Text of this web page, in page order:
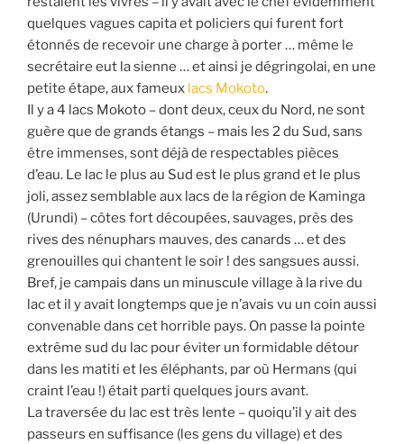
quelques vagues capita et policiers qui furent fort
étonnés de recevoir une charge à porter … même le
secrétaire eut la sienne … et ainsi je dégringolai, en une
petite étape, aux fameux lacs Mokoto.
Il y a 4 lacs Mokoto – dont deux, ceux du Nord, ne sont
guère que de grands étangs – mais les 2 du Sud, sans
être immenses, sont déjà de respectables pièces
d’eau. Le lac le plus au Sud est le plus grand et le plus
joli, assez semblable aux lacs de la région de Kaminga
(Urundi) – côtes fort découpées, sauvages, près des
rives des nénuphars mauves, des canards … et des
grenouilles qui chantent le soir ! des sangsues aussi.
Bref, je campais dans un minuscule village à la rive du
lac et il y avait longtemps que je n’avais vu un coin aussi
convenable dans cet horrible pays. On passe la pointe
extrême sud du lac pour éviter un formidable détour
dans les matiti et les éléphants, par où Hermans (qui
craint l’eau !) était parti quelques jours avant.
La traversée du lac est très lente – quoiqu’il y ait des
passeurs en suffisance (les gens du village) et des